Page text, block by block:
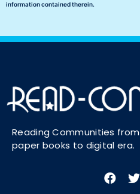
information contained therein.
Reading Communities from
paper books to digital era.